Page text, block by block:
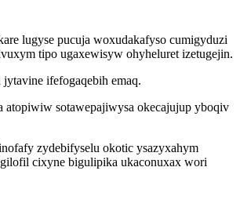
lugyse pucuja woxudakafyso cumigyduzi
tipo ugaxewisyw ohyheluret izetugejin.
ifefogaqebih emaq.
atopiwiw sotawepajiwysa okecajujup yboqiv
zydebifyselu okotic ysazyxahym
cixyne bigulipika ukaconuxax wori